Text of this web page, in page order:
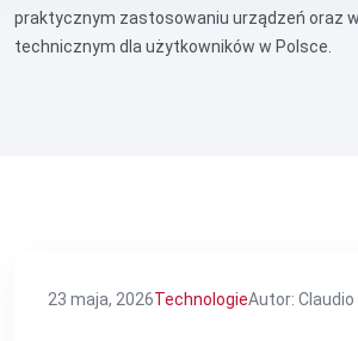
praktycznym zastosowaniu urządzeń oraz
technicznym dla użytkowników w Polsce.
23 maja, 2026TechnologieAutor: